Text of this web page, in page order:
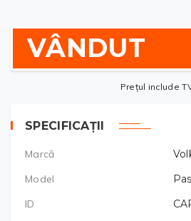
VÂNDUT
Prețul include
SPECIFICAȚII
Marcă
Model
ID